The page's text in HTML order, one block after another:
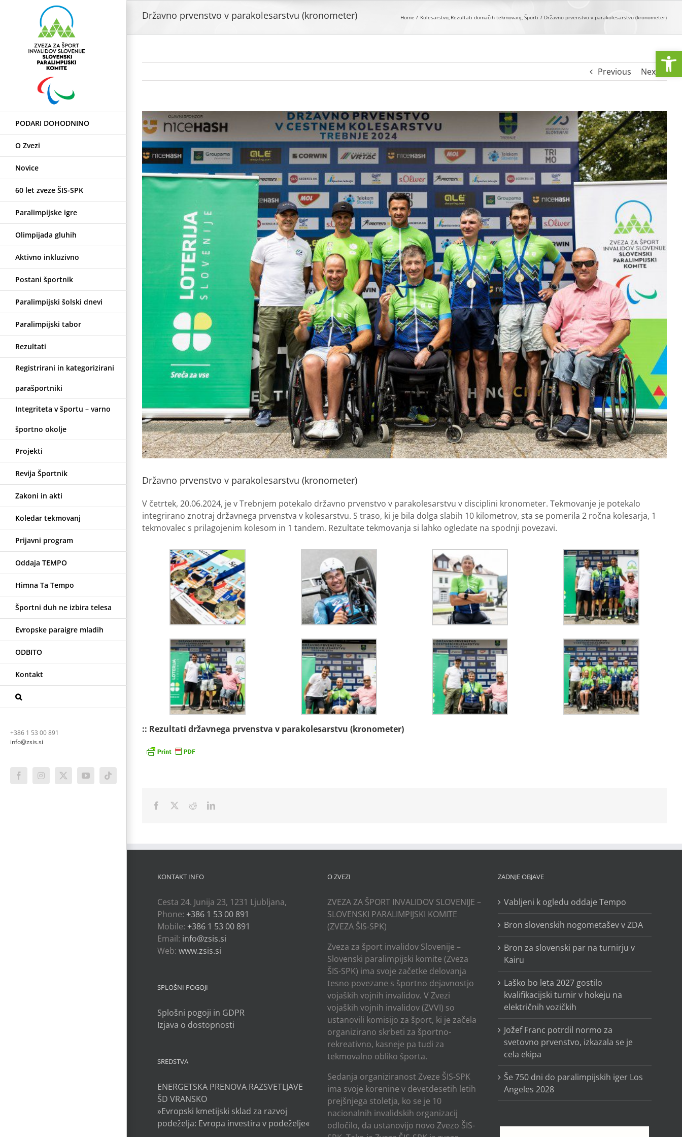
PODARI DOHODNINO
O Zvezi
Novice
60 let zveze ŠIS-SPK
Paralimpijske igre
Olimpijada gluhih
Aktivno inkluzivno
Postani športnik
Paralimpijski šolski dnevi
Paralimpijski tabor
Rezultati
Registrirani in kategorizirani
parašportniki
Integriteta v športu – varno
športno okolje
Projekti
Revija Športnik
Zakoni in akti
Koledar tekmovanj
Prijavni program
Oddaja TEMPO
Himna Ta Tempo
Športni duh ne izbira telesa
Evropske paraigre mladih
ODBITO
Kontakt
+386 1 53 00 891
info@zsis.si
FacebookInstagram
X YouTubeTiktok
Državno prvenstvo v parakolesarstvu (kronometer) Home Kolesarstvo Rezultati domačih tekmovanj Športi Državno prvenstvo v parakolesarstvu (kronometer)
Previous Next
View
Larger
Image
Državno prvenstvo v parakolesarstvu (kronometer)
V četrtek, 20.06.2024, je v Trebnjem potekalo državno prvenstvo v parakolesarstvu v disciplini kronometer. Tekmovanje je potekalo
integrirano znotraj državnega prvenstva v kolesarstvu. S traso, ki je bila dolga slabih 10 kilometrov, sta se pomerila 2 ročna kolesarja, 1
tekmovalec s prilagojenim kolesom in 1 tandem. Rezultate tekmovanja si lahko ogledate na spodnji povezavi.
:: Rezultati državnega prvenstva v parakolesarstvu (kronometer)
Facebook RedditLinkedIn
KONTAKT INFO
Cesta 24. Junija 23, 1231 Ljubljana,
Phone: +386 1 53 00 891
Mobile: +386 1 53 00 891
Email: info@zsis.si
Web: www.zsis.si
SPLOŠNI POGOJI
Splošni pogoji in GDPR
Izjava o dostopnosti
SREDSTVA
ENERGETSKA PRENOVA RAZSVETLJAVE
ŠD VRANSKO
»Evropski kmetijski sklad za razvoj
podeželja: Evropa investira v podeželje«
O ZVEZI
ZVEZA ZA ŠPORT INVALIDOV SLOVENIJE –
SLOVENSKI PARALIMPIJSKI KOMITE
(ZVEZA ŠIS-SPK)
Zveza za šport invalidov Slovenije –
Slovenski paralimpijski komite (Zveza
ŠIS-SPK) ima svoje začetke delovanja
tesno povezane s športno dejavnostjo
vojaških vojnih invalidov. V Zvezi
vojaških vojnih invalidov (ZVVI) so
ustanovili komisijo za šport, ki je začela
organizirano skrbeti za športno-
rekreativno, kasneje pa tudi za
tekmovalno obliko športa.
Sedanja organiziranost Zveze ŠIS-SPK
ima svoje korenine v devetdesetih letih
prejšnjega stoletja, ko se je 10
nacionalnih invalidskih organizacij
odločilo, da ustanovijo novo Zvezo ŠIS-
ZADNJE OBJAVE
Vabljeni k ogledu oddaje Tempo
Bron slovenskih nogometašev v ZDA
Bron za slovenski par na turnirju v
Kairu
Laško bo leta 2027 gostilo
kvalifikacijski turnir v hokeju na
električnih vozičkih
Jožef Franc potrdil normo za
svetovno prvenstvo, izkazala se je
cela ekipa
Še 750 dni do paralimpijskih iger Los
Angeles 2028